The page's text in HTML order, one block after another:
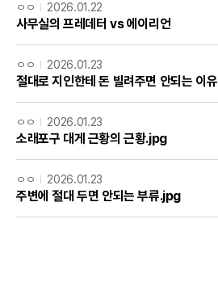
ㅇㅇ 2026.01.22
사무실의 프레데터 vs 에이리언
ㅇㅇ 2026.01.23
절대로 지인한테 돈 빌려주면 안되는 이유
ㅇㅇ 2026.01.23
소래포구 대게 근황의 근황.jpg
ㅇㅇ 2026.01.23
주변에 절대 두면 안되는 부류.jpg